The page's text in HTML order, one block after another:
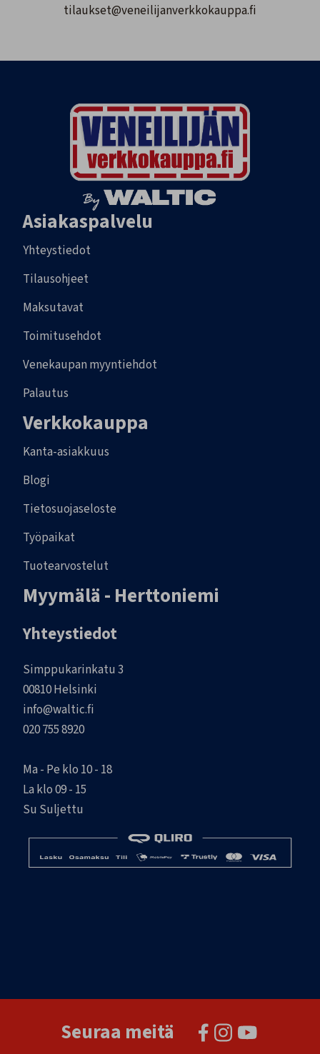
tilaukset@veneilijanverkkokauppa.fi
Asiakaspalvelu
Yhteystiedot
Tilausohjeet
Maksutavat
Toimitusehdot
Venekaupan myyntiehdot
Palautus
Verkkokauppa
Kanta-asiakkuus
Blogi
Tietosuojaseloste
Työpaikat
Tuotearvostelut
Myymälä - Herttoniemi
Yhteystiedot
Simppukarinkatu 3
00810 Helsinki
info@waltic.fi
020 755 8920
Ma - Pe klo 10 - 18
La klo 09 - 15
Su Suljettu
Seuraa meitä